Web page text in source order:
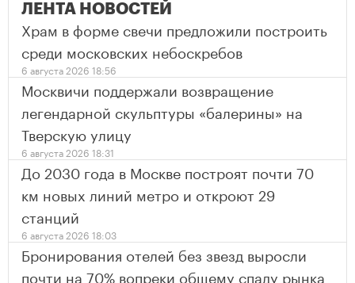
ЛЕНТА НОВОСТЕЙ
Храм в форме свечи предложили построить
среди московских небоскребов
6 августа 2026 18:56
Москвичи поддержали возвращение
легендарной скульптуры «балерины» на
Тверскую улицу
6 августа 2026 18:31
До 2030 года в Москве построят почти 70
км новых линий метро и откроют 29
станций
6 августа 2026 18:03
Бронирования отелей без звезд выросли
почти на 70% вопреки общему спаду рынка